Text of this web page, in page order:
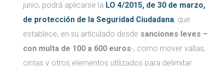
junio, podrá aplicarse la LO 4/2015, de 30 de marzo,
de protección de la Seguridad Ciudadana, que
establece, en su articulado desde sanciones leves –
con multa de 100 a 600 euros-, como mover vallas,
cintas y otros elementos utilizados para delimitar